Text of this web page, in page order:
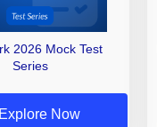
2026 Mock Test
Series
Explore Now